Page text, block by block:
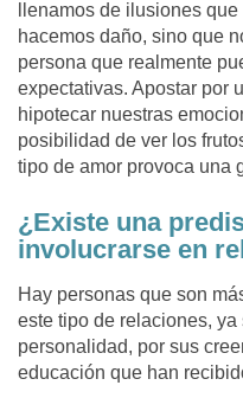
llenamos de ilusiones
hacemos daño, sino que
persona que realmente
expectativas. Apostar por
hipotecar nuestras
posibilidad de ver los
tipo de amor provoca una
¿Existe una
involucrarse en
Hay personas que son
este tipo de relaciones,
personalidad, por sus
educación que han